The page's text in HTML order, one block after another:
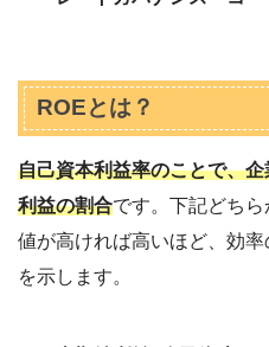
ROEとは？
自己資本利益率のことで、
利益の割合です。下記どち
値が高ければ高いほど、効
を示します。